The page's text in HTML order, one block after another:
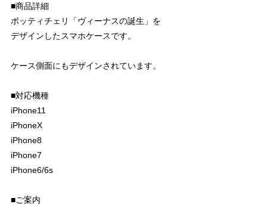
■商品詳細
ボッティチェリ「ヴィーナスの誕生」を
デザインしたスマホケースです。
ケース側面にもデザインされています。
■対応機種
iPhone11
iPhoneX
iPhone8
iPhone7
iPhone6/6s
■ご案内